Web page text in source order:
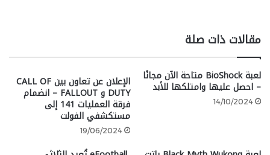
مقالات ذات صلة
لعبة BioShock متاحة الآن مجانًا
– احصل عليها وامتلكها للأبد
14/10/2024
الإعلان عن تعاون بين CALL OF
DUTY و FALLOUT – انضمام
فرقة العمليات 141 إلى
مستكشفي الفولت
19/06/2024